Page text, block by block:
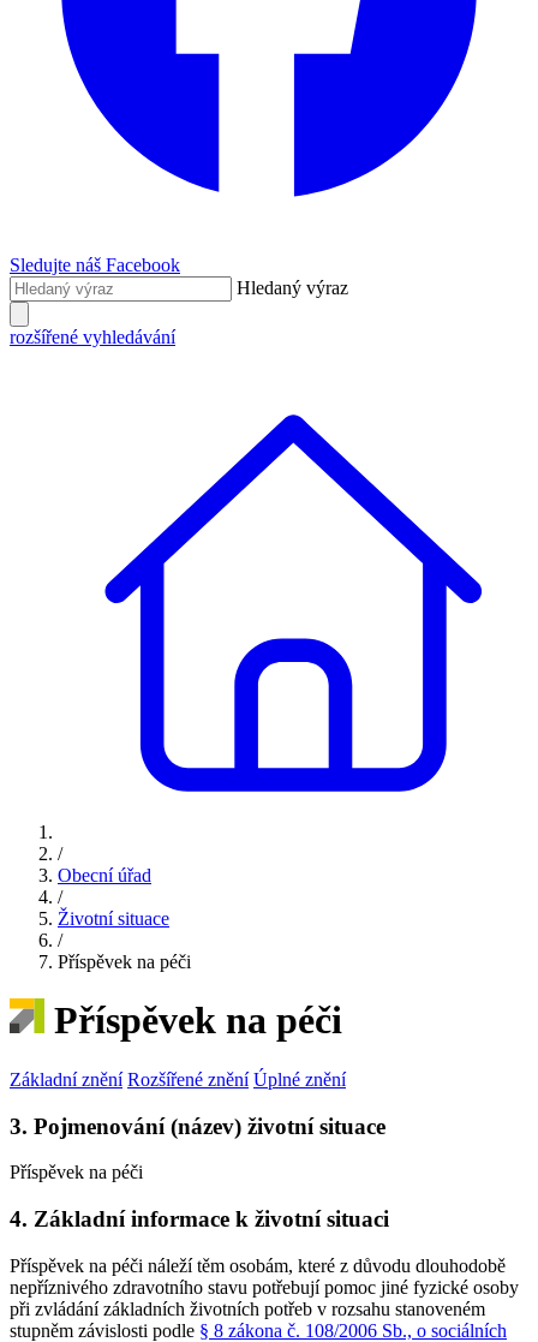
Sledujte náš Facebook
Hledaný výraz
rozšířené vyhledávání
/
Obecní úřad
/
Životní situace
/
Příspěvek na péči
Příspěvek na péči
Základní znění Rozšířené znění Úplné znění
3. Pojmenování (název) životní situace
Příspěvek na péči
4. Základní informace k životní situaci
Příspěvek na péči náleží těm osobám, které z důvodu dlouhodobě
nepříznivého zdravotního stavu potřebují pomoc jiné fyzické osoby
při zvládání základních životních potřeb v rozsahu stanoveném
stupněm závislosti podle § 8 zákona č. 108/2006 Sb., o sociálních